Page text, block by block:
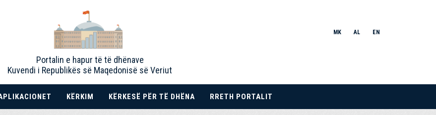
Portalin e hapur të të dhënave
Kuvendi i Republikës së Maqedonisë së Veriut
MK AL EN
KËRKIM KËRKESË PËR TË DHËNA RRETH PORTALIT